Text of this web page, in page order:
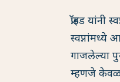
फ्रॉइड
स्वप्नांमध्ये
गाजलेल्या
म्हणजे केवळ